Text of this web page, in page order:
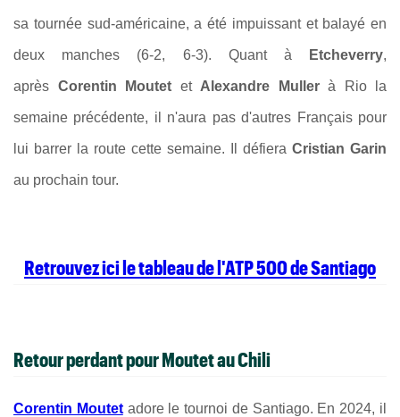
sa tournée sud-américaine, a été impuissant et balayé en
deux manches (6-2, 6-3). Quant à Etcheverry,
après Corentin Moutet etAlexandre Muller à Rio la
semaine précédente, il n'aura pas d'autres Français pour
lui barrer la route cette semaine. Il défiera Cristian Garin
au prochain tour.
Retrouvez ici le tableau de l'ATP 500 de Santiago
Retour perdant pour Moutet au Chili
Corentin Moutetadore le tournoi de Santiago. En 2024, il